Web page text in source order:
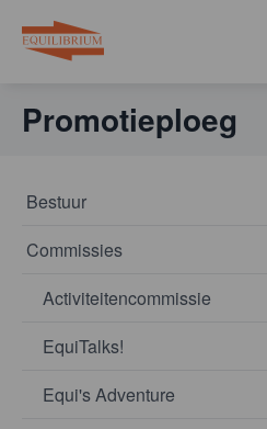
Promotieploeg
Bestuur
Commissies
Activiteitencommissie
EquiTalks!
Equi's Adventure